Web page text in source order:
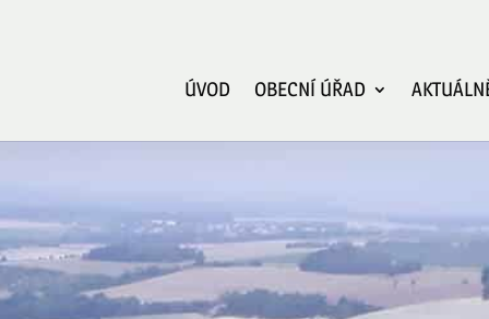
ÚVOD OBECNÍ ÚŘAD